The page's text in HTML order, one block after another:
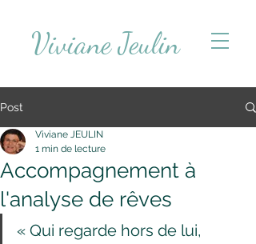
Viviane Jeulin
Post
Accompagnement à
l'analyse de rêves
Viviane JEULIN
1 min de lecture
« Qui regarde hors de lui,